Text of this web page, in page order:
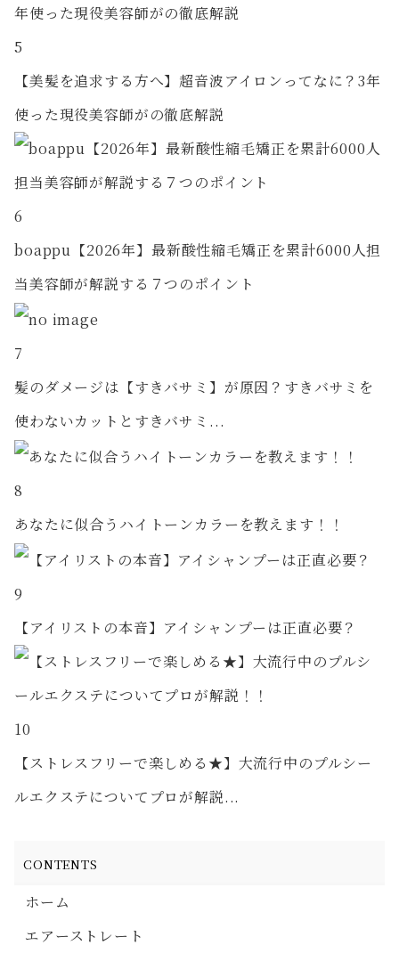
5
【美髪を追求する方へ】超音波アイロンってなに？3年
使った現役美容師がの徹底解説
6
boappu【2026年】最新酸性縮毛矯正を累計6000人担
当美容師が解説する７つのポイント
7
髪のダメージは【すきバサミ】が原因？すきバサミを
使わないカットとすきバサミ...
8
あなたに似合うハイトーンカラーを教えます！！
9
【アイリストの本音】アイシャンプーは正直必要？
10
【ストレスフリーで楽しめる★】大流行中のプルシー
ルエクステについてプロが解説...
CONTENTS
ホーム
エアーストレート